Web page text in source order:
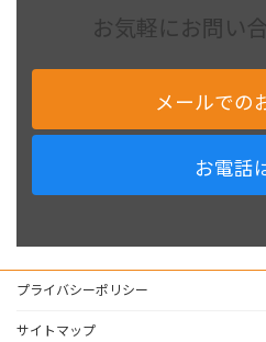
お気軽にお問い
メールでの
お電話
プライバシーポリシー
サイトマップ